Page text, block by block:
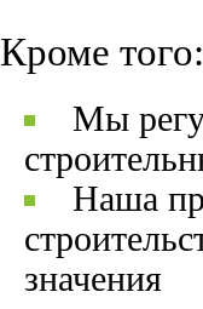
Кроме того:
Мы
Наша
значения